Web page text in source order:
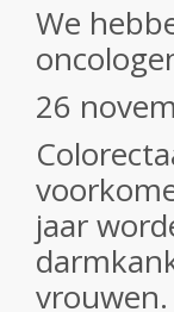
We
26
jaar